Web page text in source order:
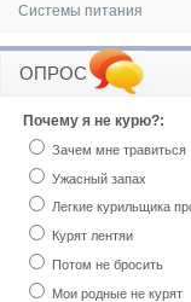
Системы питания
ОПРОС
Почему я не курю?:
Зачем мне травиться
Ужасный запах
Легкие курильщика
Курят лентяи
Потом не бросить
Мои родные не курят